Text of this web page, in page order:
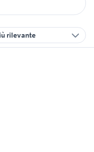
rilevante